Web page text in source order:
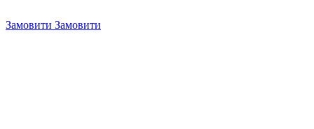
Замовити Замовити